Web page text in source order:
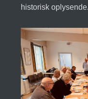
historisk oplysende.